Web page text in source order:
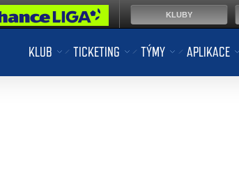
KLUB TICKETING TÝMY APLIKACE
KLUBY